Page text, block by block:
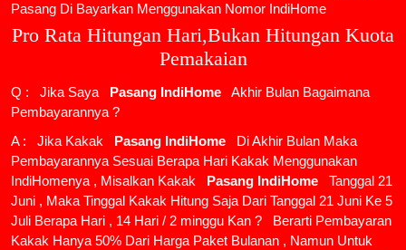
Pasang Di Bayarkan Menggunakan Nomor IndiHome
Pro Rata Hitungan Hari,Bukan Hitungan Kuota
Pemakaian
Q : Jika Saya Pasang IndiHome
Akhir Bulan Bagaimana
Pembayarannya ?
A : Jika Kakak
Pasang IndiHome
Di Akhir Bulan Maka
Pembayarannya Sesuai Berapa Hari Kakak Menggunakan
IndiHomenya , Misalkan Kakak
Pasang IndiHome
Tanggal 21
Juni , Maka Tinggal Kakak Hitung Saja Dari Tanggal 21 Juni Ke 5
Juli Berapa Hari , 14 Hari / 2 minggu Kan ? Berarti Pembayaran
Kakak Hanya 50% Dari Harga Paket Bulanan , Namun Untuk